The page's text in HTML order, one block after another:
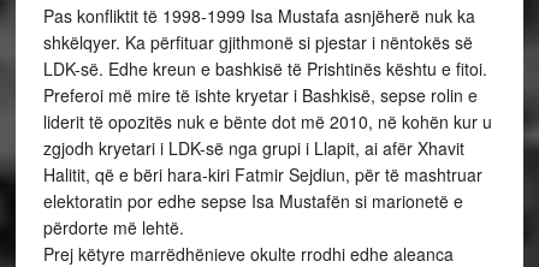
Pas konfliktit të 1998-1999 Isa Mustafa asnjëherë nuk ka
shkëlqyer. Ka përfituar gjithmonë si pjestar i nëntokës së
LDK-së. Edhe kreun e bashkisë të Prishtinës kështu e fitoi.
Preferoi më mire të ishte kryetar i Bashkisë, sepse rolin e
liderit të opozitës nuk e bënte dot më 2010, në kohën kur u
zgjodh kryetari i LDK-së nga grupi i Llapit, ai afër Xhavit
Halitit, që e bëri hara-kiri Fatmir Sejdiun, për të mashtruar
elektoratin por edhe sepse Isa Mustafën si marionetë e
përdorte më lehtë.
Prej këtyre marrëdhënieve okulte rrodhi edhe aleanca